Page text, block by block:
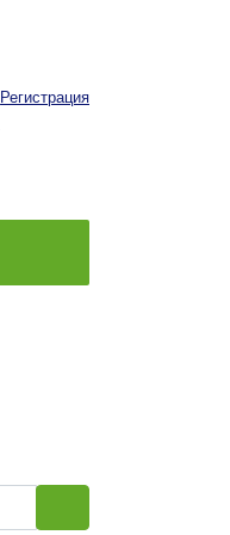
Регистрация